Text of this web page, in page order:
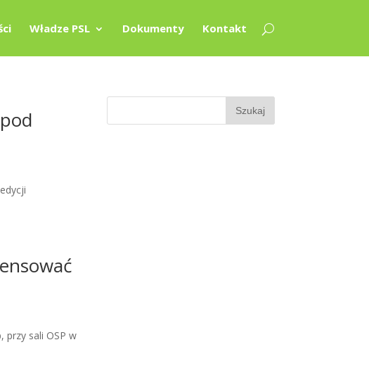
Władze PSL Dokumenty Kontakt
przy sali OSP w